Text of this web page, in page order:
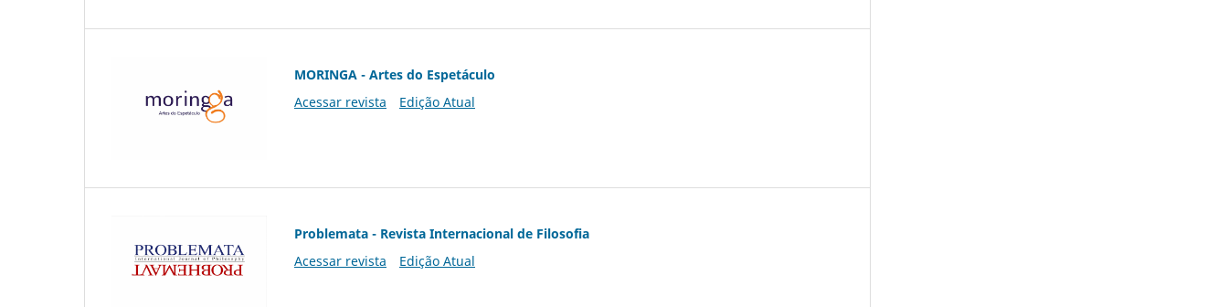
MORINGA - Artes do Espetáculo
Acessar revista
Edição Atual
Problemata - Revista Internacional de Filosofia
Acessar revista
Edição Atual